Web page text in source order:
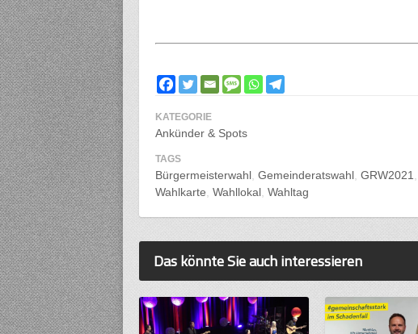
KATEGORIE
Ankünder & Spots
TAGS
Bürgermeisterwahl Gemeinderatswahl GRW2021
Wahlkarte Wahllokal Wahltag
Das könnte Sie auch interessieren